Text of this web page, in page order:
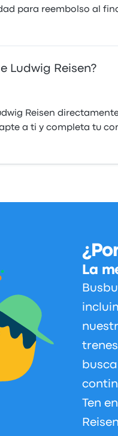
para reembolso al
Ludwig Reisen?
Reisen
a ti y completa tu
La
Ten